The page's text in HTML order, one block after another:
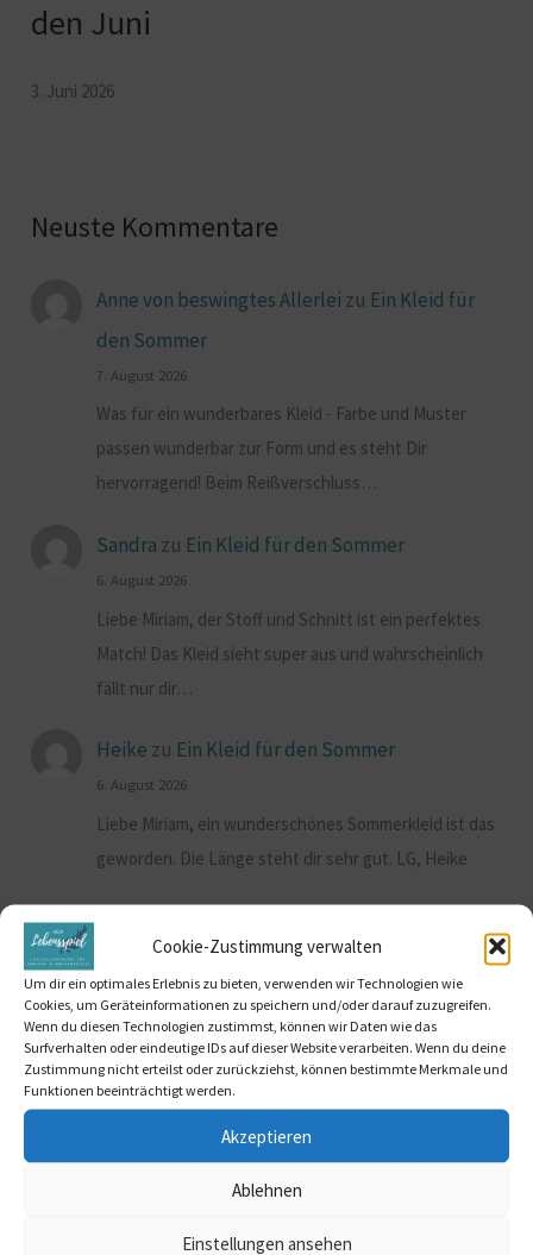
Cookie-Zustimmung verwalten
Um dir ein optimales Erlebnis zu bieten, verwenden wir Technologien wie
Cookies, um Geräteinformationen zu speichern und/oder darauf zuzugreifen.
Wenn du diesen Technologien zustimmst, können wir Daten wie das
Surfverhalten oder eindeutige IDs auf dieser Website verarbeiten. Wenn du deine
Zustimmung nicht erteilst oder zurückziehst, können bestimmte Merkmale und
Funktionen beeinträchtigt werden.
Akzeptieren
Ablehnen
Einstellungen ansehen
den Juni
3. Juni 2026
Neuste Kommentare
Anne von beswingtes Allerlei zu Ein Kleid für
den Sommer
7. August 2026
Was für ein wunderbares Kleid - Farbe und Muster
passen wunderbar zur Form und es steht Dir
hervorragend! Beim Reißverschluss…
Sandra zu Ein Kleid für den Sommer
6. August 2026
Liebe Miriam, der Stoff und Schnitt ist ein perfektes
Match! Das Kleid sieht super aus und wahrscheinlich
fällt nur dir…
Heike zu Ein Kleid für den Sommer
6. August 2026
Liebe Miriam, ein wunderschönes Sommerkleid ist das
geworden. Die Länge steht dir sehr gut. LG, Heike
Newsletter abonnieren
Vorname